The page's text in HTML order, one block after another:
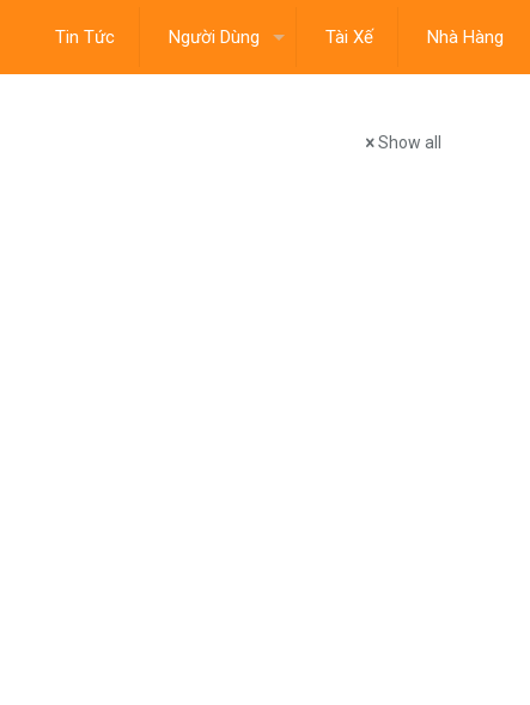
Tin Tức Người Dùng Tài Xế Nhà Hàng
Show all